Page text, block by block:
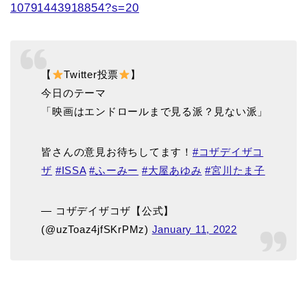
10791443918854?s=20
【 Twitter投票
】
今日のテーマ
「映画はエンドロールまで見る派？見ない派」
皆さんの意見お待ちしてます！ #コザデイザコ
ザ #ISSA #ふーみー #大屋あゆみ #宮川たま子
— コザデイザコザ【公式】
(@uzToaz4jfSKrPMz) January 11, 2022